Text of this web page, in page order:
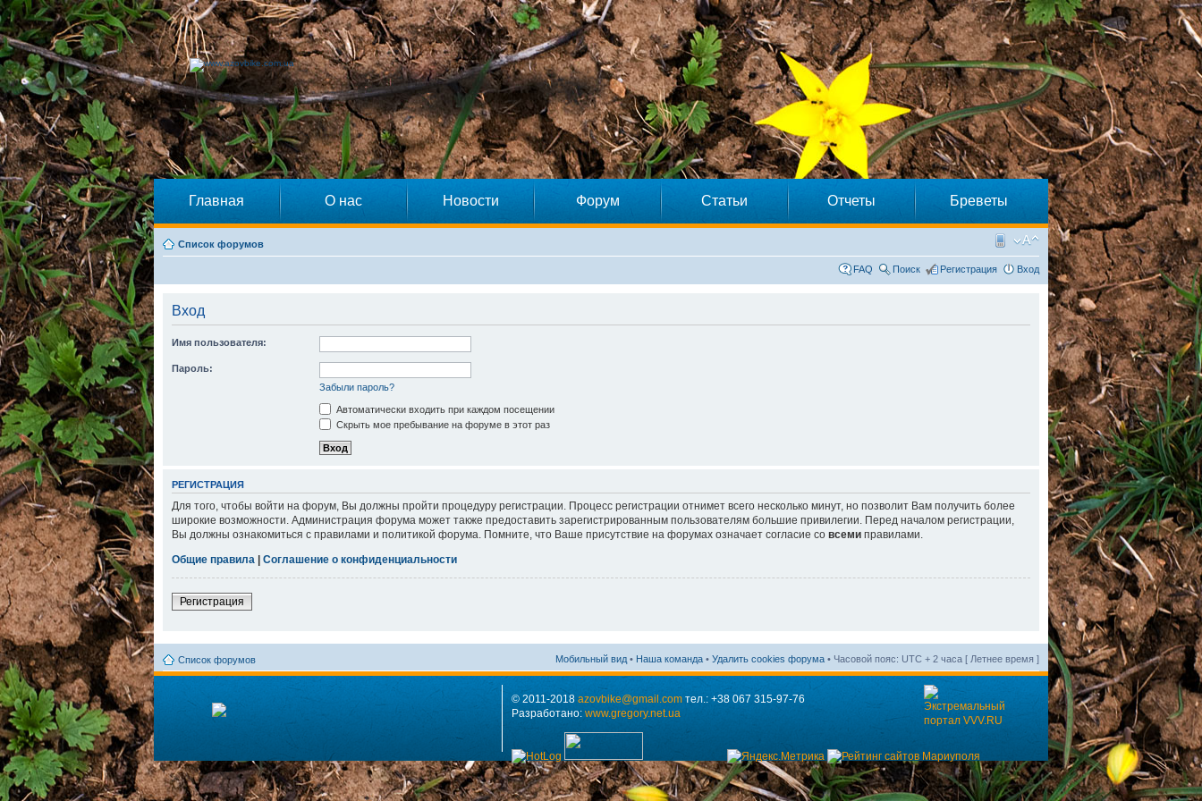
Главная О нас Новости Форум Статьи Отчеты Бреветы
Список форумов
FAQ Поиск Регистрация Вход
Вход
Имя пользователя:
Пароль:
Забыли пароль?
Автоматически входить при каждом посещении
Скрыть мое пребывание на форуме в этот раз
РЕГИСТРАЦИЯ
Для того, чтобы войти на форум, Вы должны пройти процедуру регистрации. Процесс регистрации отнимет всего несколько минут, но позволит Вам получить более
широкие возможности. Администрация форума может также предоставить зарегистрированным пользователям большие привилегии. Перед началом регистрации,
Вы должны ознакомиться с правилами и политикой форума. Помните, что Ваше присутствие на форумах означает согласие со всеми правилами.
Общие правила | Соглашение о конфиденциальности
Регистрация
Список форумов Мобильный вид • Наша команда • Удалить cookies форума • Часовой пояс: UTC + 2 часа [ Летнее время ]
© 2011-2018 azovbike@gmail.com тел.: +38 067 315-97-76
Разработано: www.gregory.net.ua